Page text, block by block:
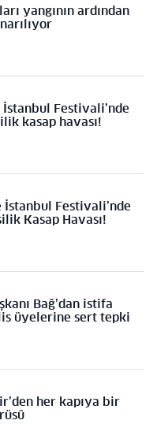
yangının ardından
Festivali’nde
kasap havası!
İstanbul Festivali’nde
Kasap Havası!
Bağ’dan istifa
üyelerine sert tepki
her kapıya bir